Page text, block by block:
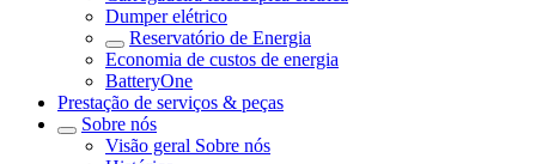
Dumper elétrico
Reservatório de Energia
Economia de custos de energia
BatteryOne
Prestação de serviços & peças
Sobre nós
Visão geral Sobre nós